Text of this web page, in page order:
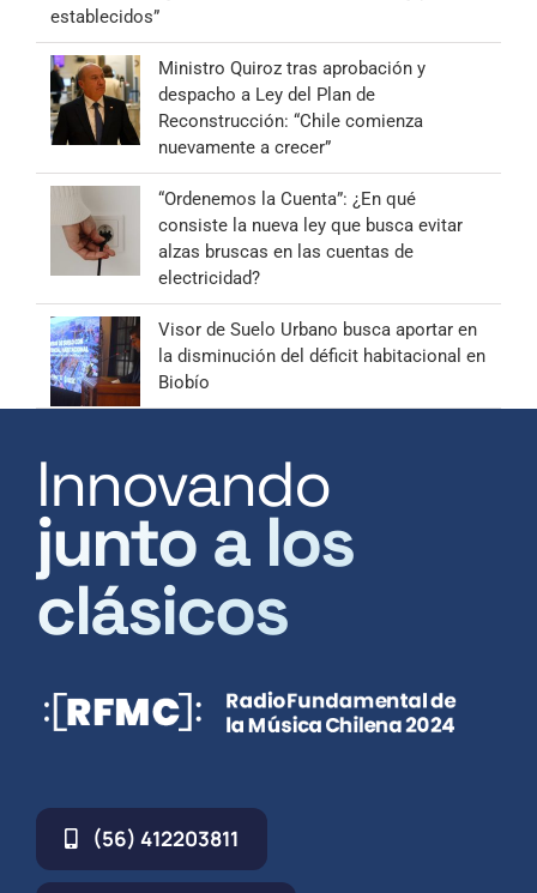
establecidos”
Ministro Quiroz tras aprobación y
despacho a Ley del Plan de
Reconstrucción: “Chile comienza
nuevamente a crecer”
“Ordenemos la Cuenta”: ¿En qué
consiste la nueva ley que busca evitar
alzas bruscas en las cuentas de
electricidad?
Visor de Suelo Urbano busca aportar en
la disminución del déficit habitacional en
Biobío
Innovando
junto a los
clásicos
(56) 412203811